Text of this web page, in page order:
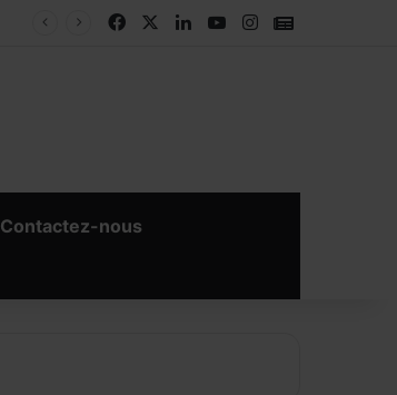
FacebookLinkedinYouTubeInstagram
Contactez-nous